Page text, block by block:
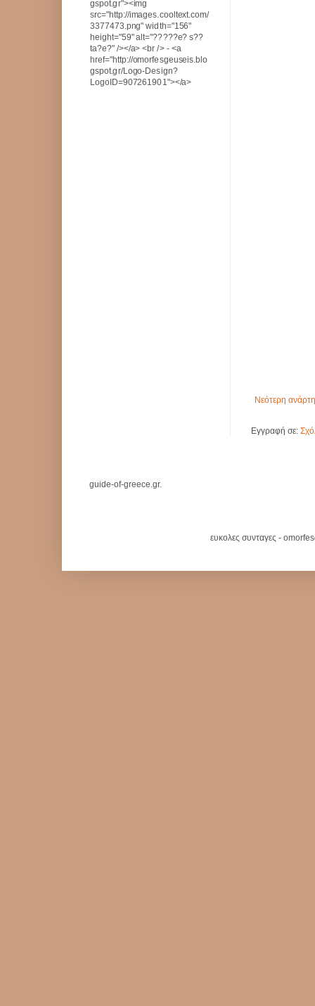
Νεότερη
Εγγραφή σε:
gspot.gr"><img
src="http://images.cooltext.com/
3377473.png" width="156"
height="59" alt="?????e? s??
ta?e?" /></a> <br /> - <a
href="http://omorfesgeuseis.blo
gspot.gr/Logo-Design?
LogoID=907261901"></a>
guide-of-greece.gr.
ευκολες συνταγες -